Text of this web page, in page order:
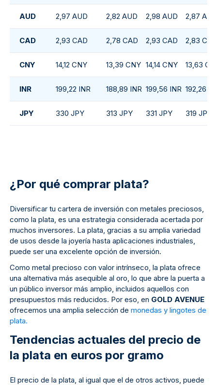
AUD 2,97 AUD 2,82 AUD 2,98 AUD 2,87 AUD
CAD 2,93 CAD 2,78 CAD 2,93 CAD 2,83 CAD
CNY 14,12 CNY 13,39 CNY 14,14 CNY 13,63
INR 199,22 INR 188,89 INR 199,56 INR 192,26
JPY 330 JPY 313 JPY 331 JPY 319 JPY
¿Por qué comprar plata?
Diversificar tu cartera de inversión con metales preciosos,
como la plata, es una estrategia considerada acertada por
muchos inversores. La plata, gracias a su amplia variedad
de usos desde la joyería hasta aplicaciones industriales,
puede ser una excelente opción de inversión.
Como metal precioso con valor intrínseco, la plata ofrece
una alternativa más asequible al oro, lo que abre la puerta a
un público inversor más amplio, incluidos aquellos con
presupuestos más reducidos. Por eso, en GOLD AVENUE
ofrecemos una amplia selección de monedas y lingotes de
plata.
Tendencias actuales del precio de
la plata en euros por gramo
El precio de la plata, al igual que el de otros activos, puede